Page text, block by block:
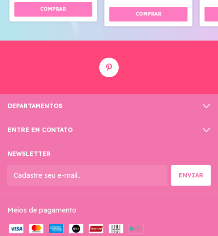
DEPARTAMENTOS
ENTRE EM CONTATO
NEWSLETTER
Meios de pagamento